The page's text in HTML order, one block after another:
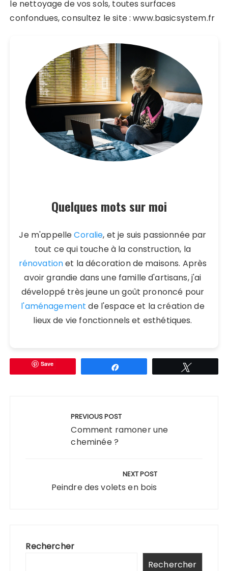
le nettoyage de vos sols, toutes surfaces
confondues, consultez le site : www.basicsystem.fr
Quelques mots sur moi
Je m'appelleCoralie, et je suis passionnée par
tout ce qui touche à la construction, la
rénovationet la décoration de maisons. Après
avoir grandie dans une famille d'artisans, j'ai
développé très jeune un goût prononcé pour
l'aménagement de l'espace et la création de
lieux de vie fonctionnels et esthétiques.
Save
PREVIOUS POST
Comment ramoner une
cheminée ?
NEXT POST
Peindre des volets en bois
Rechercher
Rechercher